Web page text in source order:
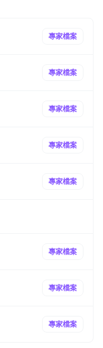
專家檔案
專家檔案
專家檔案
專家檔案
專家檔案
專家檔案
專家檔案
專家檔案